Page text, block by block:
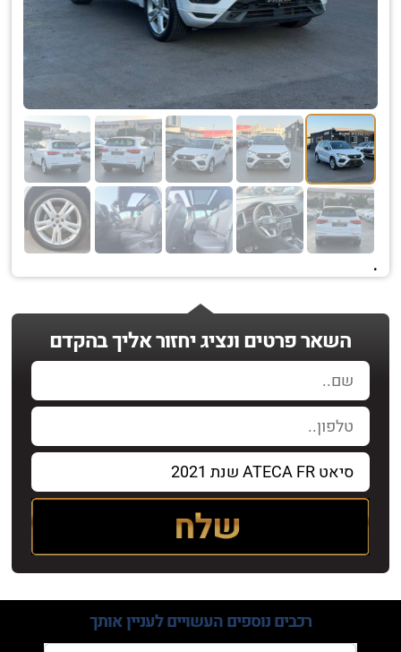
.
השאר פרטים ונציג יחזור אליך בהקדם
רכבים נוספיםהעשויים לעניין אותך